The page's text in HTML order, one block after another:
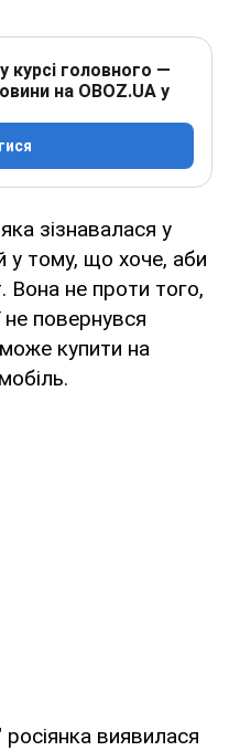
курсі головного —
на OBOZ.UA у
зізнавалася у
й у тому, що хоче, аби
Вона не проти того,
повернувся
купити на
виявилася